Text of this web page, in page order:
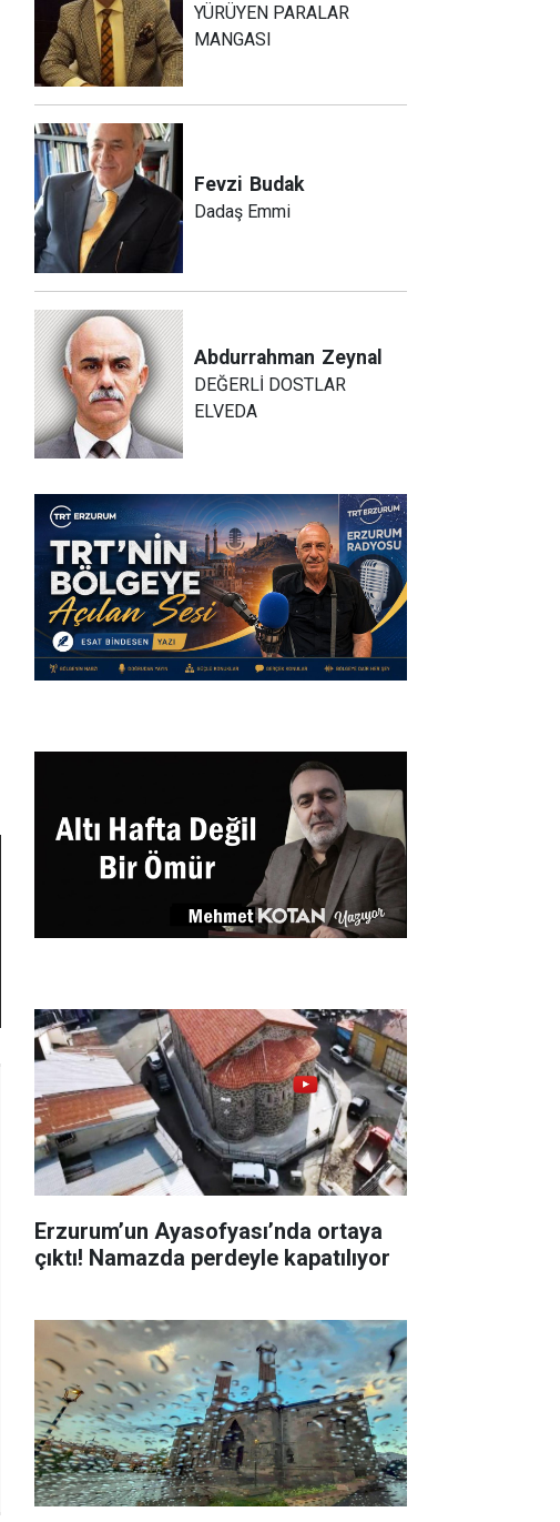
YÜRÜYEN PARALAR
MANGASI
Fevzi Budak
Dadaş Emmi
Abdurrahman Zeynal
DEĞERLİ DOSTLAR
ELVEDA
Erzurum’un Ayasofyası’nda ortaya
çıktı! Namazda perdeyle kapatılıyor